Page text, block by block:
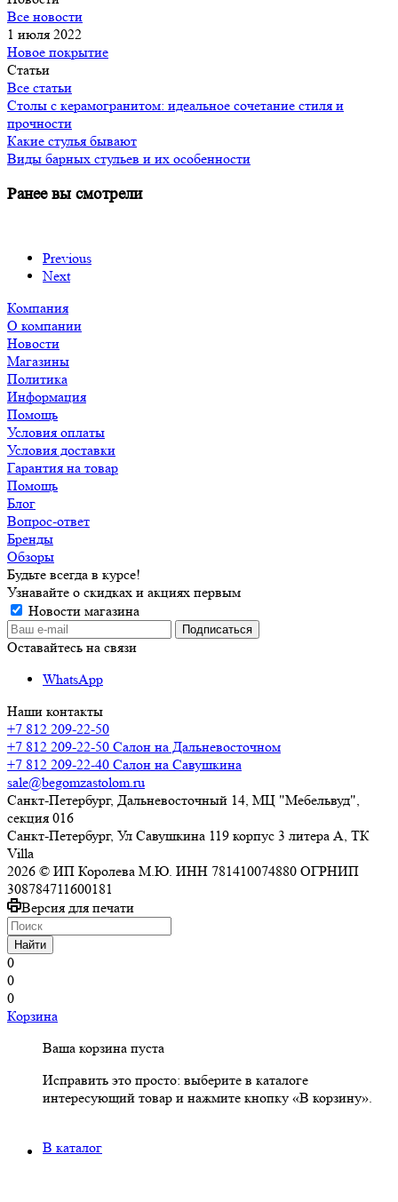
Все новости
1 июля 2022
Новое покрытие
Статьи
Все статьи
Cтолы с керамогранитом: идеальное сочетание стиля и
прочности
Какие стулья бывают
Виды барных стульев и их особенности
Ранее вы смотрели
Previous
Next
Компания
О компании
Новости
Магазины
Политика
Информация
Помощь
Условия оплаты
Условия доставки
Гарантия на товар
Помощь
Блог
Вопрос-ответ
Бренды
Обзоры
Будьте всегда в курсе!
Узнавайте о скидках и акциях первым
Новости магазина
Оставайтесь на связи
WhatsApp
Наши контакты
+7 812 209-22-50
+7 812 209-22-50 Салон на Дальневосточном
+7 812 209-22-40 Салон на Савушкина
sale@begomzastolom.ru
Санкт-Петербург, Дальневосточный 14, МЦ "Мебельвуд",
секция 016
Санкт-Петербург, Ул Савушкина 119 корпус 3 литера А, ТК
Villa
2026 © ИП Королева М.Ю. ИНН 781410074880 ОГРНИП
308784711600181
Версия для печати
Найти
0
0
0
Корзина
Ваша корзина пуста
Исправить это просто: выберите в каталоге
интересующий товар и нажмите кнопку «В корзину».
В каталог